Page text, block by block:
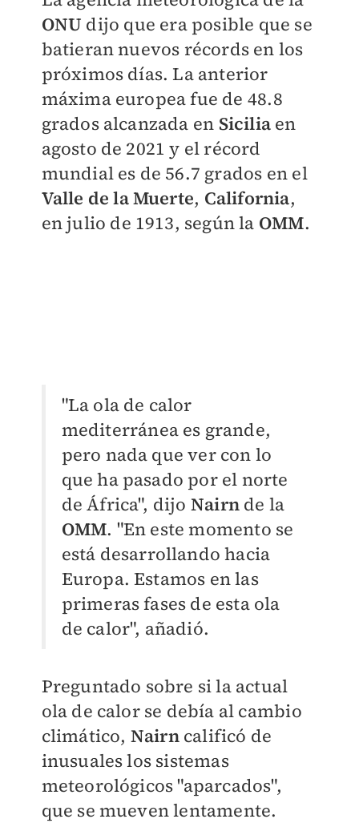
ONU dijo que era posible que se
batieran nuevos récords en los
próximos días. La anterior
máxima europea fue de 48.8
grados alcanzada en Sicilia en
agosto de 2021 y el récord
mundial es de 56.7 grados en el
Valle de la Muerte, California,
en julio de 1913, según la OMM.
"La ola de calor
mediterránea es grande,
pero nada que ver con lo
que ha pasado por el norte
de África", dijo Nairn de la
OMM. "En este momento se
está desarrollando hacia
Europa. Estamos en las
primeras fases de esta ola
de calor", añadió.
Preguntado sobre si la actual
ola de calor se debía al cambio
climático, Nairn calificó de
inusuales los sistemas
meteorológicos "aparcados",
que se mueven lentamente.